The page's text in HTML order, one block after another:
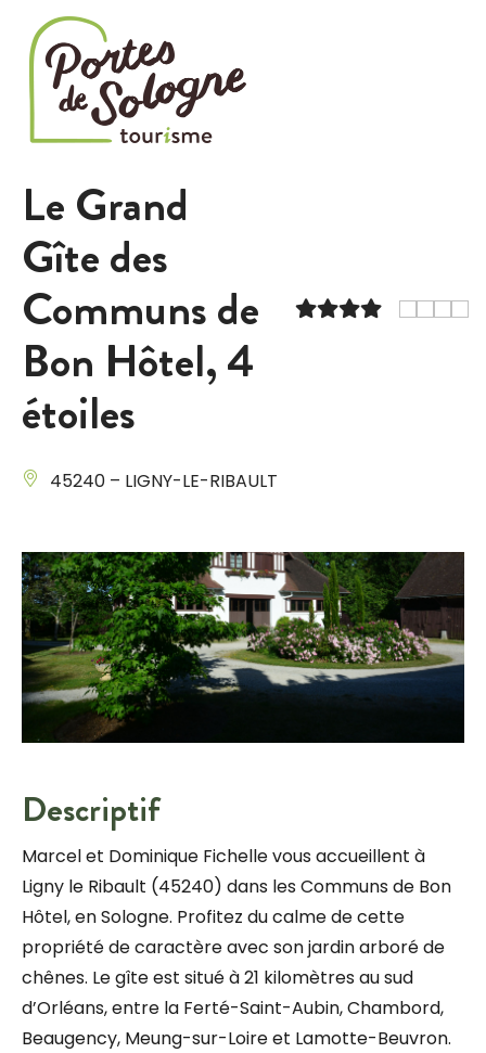
Le Grand
Gîte des
Communs de
Bon Hôtel, 4
étoiles
45240 – LIGNY-LE-RIBAULT
Descriptif
Marcel et Dominique Fichelle vous accueillent à
Ligny le Ribault (45240) dans les Communs de Bon
Hôtel, en Sologne. Profitez du calme de cette
propriété de caractère avec son jardin arboré de
chênes. Le gîte est situé à 21 kilomètres au sud
d’Orléans, entre la Ferté-Saint-Aubin, Chambord,
Beaugency, Meung-sur-Loire et Lamotte-Beuvron.